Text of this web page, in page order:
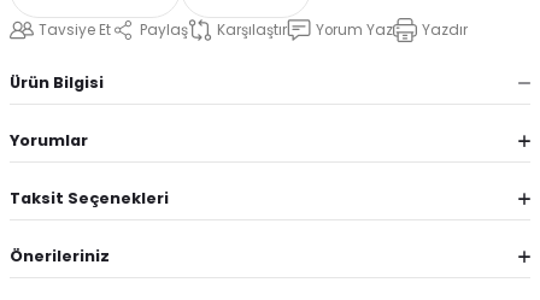
Tavsiye Et Paylaş Karşılaştır Yorum Yaz Yazdır
Ürün Bilgisi
Yorumlar
Taksit Seçenekleri
Önerileriniz